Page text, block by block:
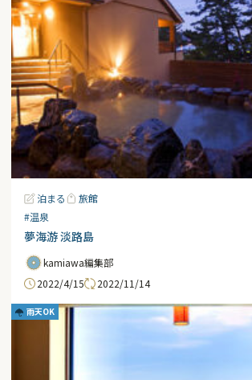
泊まる
旅館
#温泉
夢海游 淡路島
kamiawa編集部
2022/4/15
2022/11/14
雨天OK